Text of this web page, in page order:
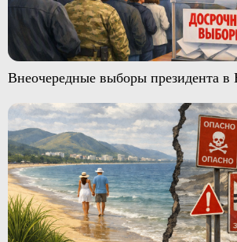
Внеочередные выборы президента